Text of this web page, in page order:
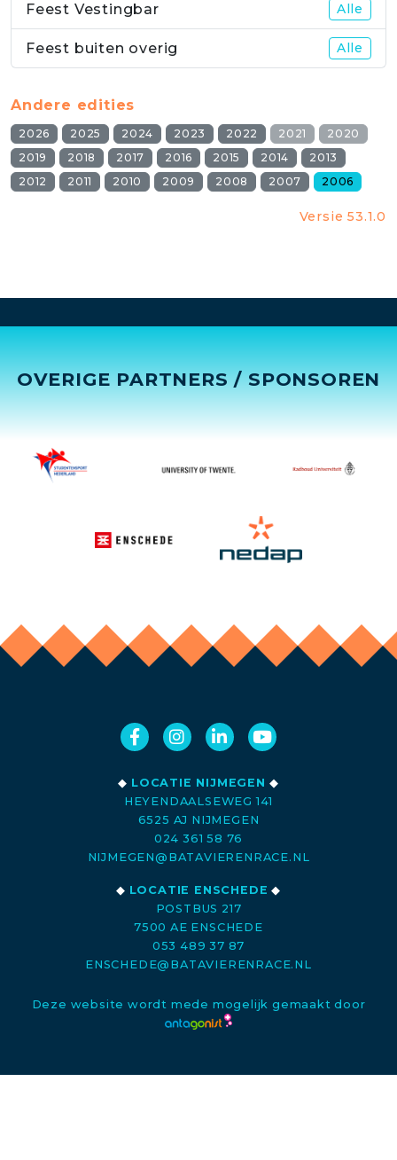
Feest Vestingbar Alle
Feest buiten overig Alle
Andere edities
2026 2025 2024 2023 2022 2021
2020
2019
2018 2017 2016 2015 2014
2013
2012
2011 2010 2009 2008 2007 2006
Versie 53.1.0
OVERIGE PARTNERS / SPONSOREN
◆ LOCATIE NIJMEGEN ◆
HEYENDAALSEWEG 141
6525 AJ NIJMEGEN
024 361 58 76
NIJMEGEN@BATAVIERENRACE.NL
◆ LOCATIE ENSCHEDE ◆
POSTBUS 217
7500 AE ENSCHEDE
053 489 37 87
ENSCHEDE@BATAVIERENRACE.NL
Deze website wordt mede mogelijk gemaakt door